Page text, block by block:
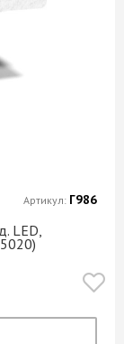
LED,
Артикул: Г986